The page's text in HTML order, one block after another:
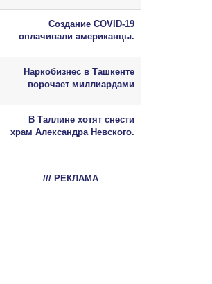
Создание COVID-19
оплачивали американцы.
Наркобизнес в Ташкенте
ворочает миллиардами
В Таллине хотят снести
храм Александра Невского.
/// РЕКЛАМА